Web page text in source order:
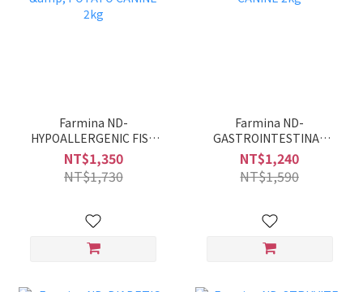
Farmina ND-
HYPOALLERGENIC FISH
& POTATO CANINE 2kg
NT$1,350
NT$1,730
Farmina ND-
GASTROINTESTINAL
CANINE 2kg
NT$1,240
NT$1,590